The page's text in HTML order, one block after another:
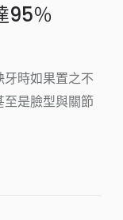
95％
牙時如果置之不
是臉型與關節